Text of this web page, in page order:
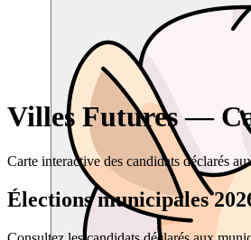
Villes Futures —
Carte interactive des candidats déclarés
Élections municipales